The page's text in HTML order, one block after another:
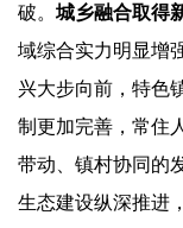
破。 城乡融合取得
域综合实力明显增
兴大步向前，特色
制更加完善，常住
带动、镇村协同的
生态建设纵深推进